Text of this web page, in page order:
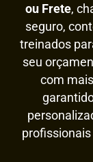
ou Frete,
seguro,
treinados
seu
com